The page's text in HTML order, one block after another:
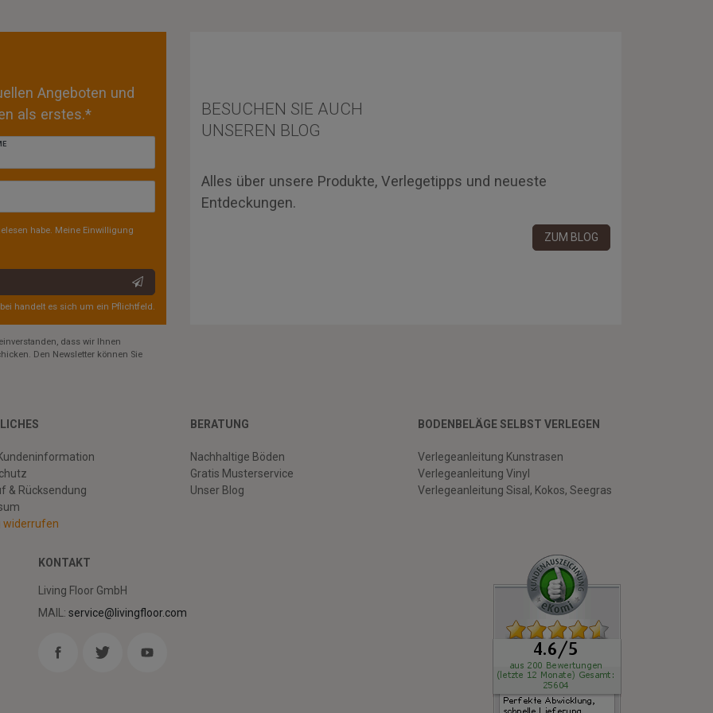
Angeboten und
als erstes.*
habe. Meine Einwilligung
handelt es sich um ein Pflichtfeld.
BESUCHEN SIE AUCH
UNSEREN BLOG
Alles über unsere Produkte, Verlegetipps und neueste
Entdeckungen.
ZUM BLOG
dass wir Ihnen
Den Newsletter können Sie
& Rücksendung
widerrufen
BERATUNG
Nachhaltige Böden
Gratis Musterservice
Unser Blog
BODENBELÄGE SELBST VERLEGEN
Verlegeanleitung Kunstrasen
Verlegeanleitung Vinyl
Verlegeanleitung Sisal, Kokos, Seegras
KONTAKT
Living Floor GmbH
MAIL:service@livingfloor.com